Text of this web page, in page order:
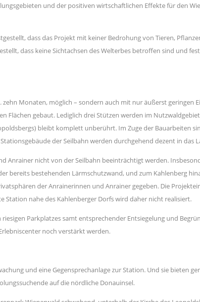
und der positiven wirtschaftlichen Effekte für den
dass das Projekt mit keiner Bedrohung von Tieren,
dass keine Sichtachsen des Welterbes betroffen sind und
Monaten, möglich – sondern auch mit nur äußerst geringen
gebaut. Lediglich drei Stützen werden im
bleibt komplett unberührt. Im Zuge der Bauarbeiten
der Seilbahn werden durchgehend dezent in das
nicht von der Seilbahn beeinträchtigt werden.
bereits bestehenden Lärmschutzwand, und zum Kahlenberg
der Anrainerinnen und Anrainer gegeben. Die
nahe des Kahlenberger Dorfs wird daher nicht realisiert.
Parkplatzes samt entsprechender Entsiegelung und
noch verstärkt werden.
und eine Gegensprechanlage zur Station. Und sie bieten
auf die nördliche Donauinsel.